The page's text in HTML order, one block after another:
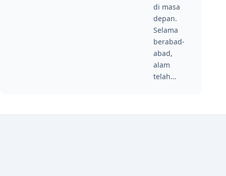
di masa
depan.
Selama
berabad-
abad,
alam
telah…